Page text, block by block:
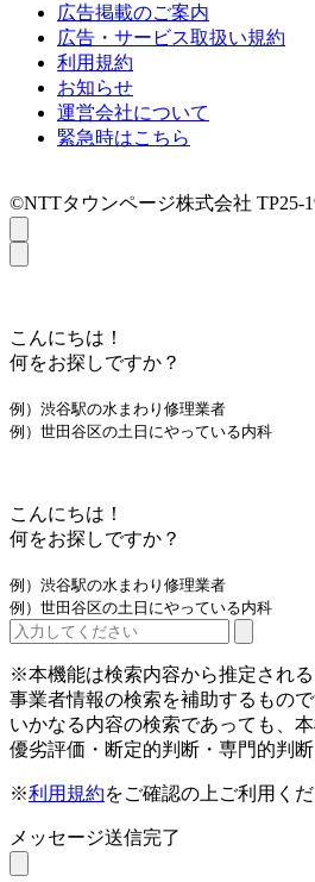
広告掲載のご案内
広告・サービス取扱い規約
利用規約
お知らせ
運営会社について
緊急時はこちら
©NTTタウンページ株式会社 TP25-
こんにちは！
何をお探しですか？
例）渋谷駅の水まわり修理業者
例）世田谷区の土日にやっている内科
こんにちは！
何をお探しですか？
例）渋谷駅の水まわり修理業者
例）世田谷区の土日にやっている内科
※本機能は検索内容から推定される
事業者情報の検索を補助するもので
いかなる内容の検索であっても、
優劣評価・断定的判断・専門的判断
※利用規約をご確認の上ご利用く
メッセージ送信完了